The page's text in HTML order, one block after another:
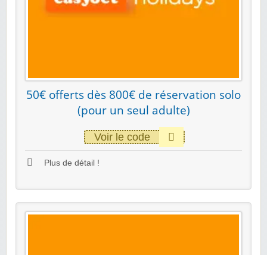
50€ offerts dès 800€ de réservation solo
(pour un seul adulte)
Voir le code
Plus de détail !